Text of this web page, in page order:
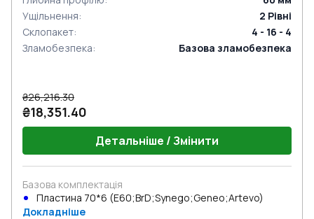
Ущільнення: 2 Рівні
Склопакет:
4 - 16 - 4
Зламобезпека: Базова зламобезпека
₴26,216.30
₴18,351.40
Детальніше / Змінити
Базова комплектація
Пластина 70*6 (E60;BrD;Synego;Geneo;Artevo)
Докладніше